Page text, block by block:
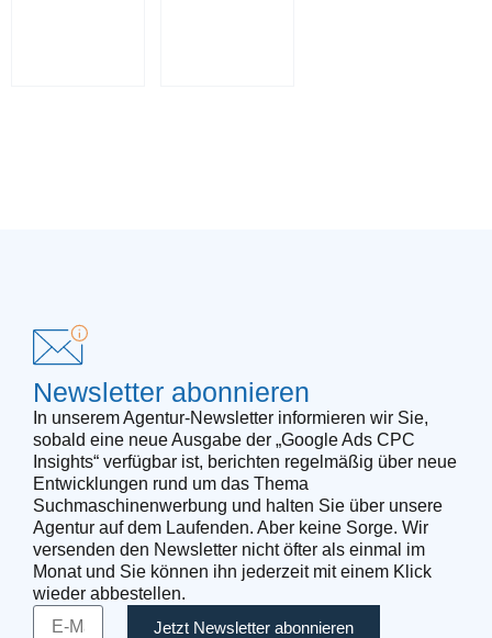
Newsletter abonnieren
In unserem Agentur-Newsletter informieren wir Sie,
sobald eine neue Ausgabe der „Google Ads CPC
Insights“ verfügbar ist, berichten regelmäßig über neue
Entwicklungen rund um das Thema
Suchmaschinenwerbung und halten Sie über unsere
Agentur auf dem Laufenden. Aber keine Sorge. Wir
versenden den Newsletter nicht öfter als einmal im
Monat und Sie können ihn jederzeit mit einem Klick
wieder abbestellen.
Jetzt Newsletter abonnieren